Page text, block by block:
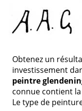
Obtenez un
investissement
peintre
connue contient
Le type de